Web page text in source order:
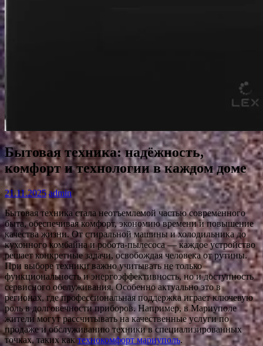
Бытовая техника: надёжность,
комфорт и технологии в каждом доме
21.11.2025 admin
Бытовая техника стала неотъемлемой частью современного
быта, обеспечивая комфорт, экономию времени и повышение
качества жизни. От стиральной машины и холодильника до
кухонного комбайна и робота-пылесоса — каждое устройство
решает конкретные задачи, освобождая человека от рутины.
При выборе техники важно учитывать не только
функциональность и энергоэффективность, но и доступность
сервисного обслуживания. Особенно актуально это в
регионах, где профессиональная поддержка играет ключевую
роль в долговечности приборов. Например, в Мариуполе
жители могут рассчитывать на качественные услуги по
продаже и обслуживанию техники в специализированных
точках, таких кактехнокомфорт мариуполь.